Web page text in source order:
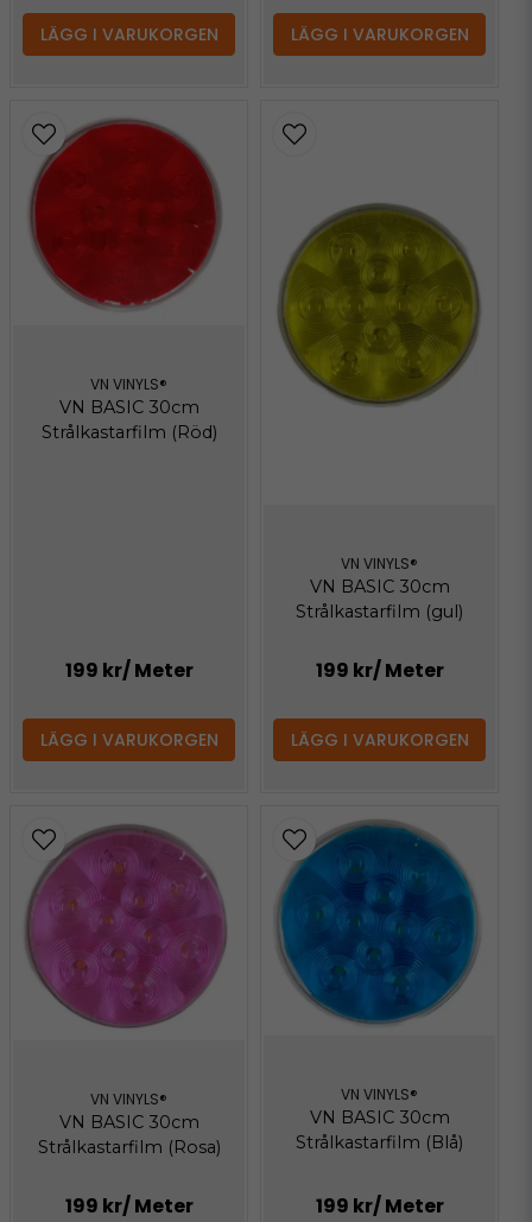
LÄGG I VARUKORGEN LÄGG I VARUKORGEN
VN VINYLS®
VN BASIC 30cm
Strålkastarfilm (Röd)
199 kr/ Meter
LÄGG I VARUKORGEN
VN VINYLS®
VN BASIC 30cm
Strålkastarfilm (gul)
199 kr/ Meter
LÄGG I VARUKORGEN
VN VINYLS®
VN BASIC 30cm
Strålkastarfilm (Rosa)
199 kr/ Meter
VN VINYLS®
VN BASIC 30cm
Strålkastarfilm (Blå)
199 kr/ Meter